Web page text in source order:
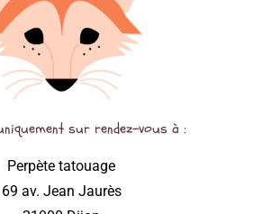
sur rendez-vous à :
Perpète tatouage
69 av. Jean Jaurès